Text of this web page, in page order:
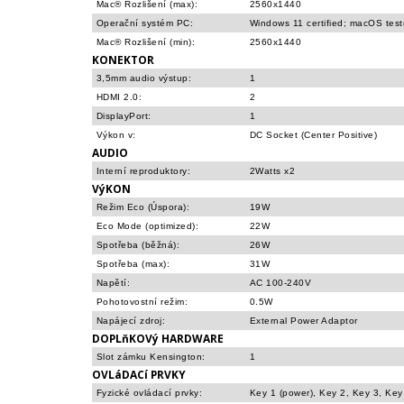
Mac® Rozlišení (max):
2560x1440
Operační systém PC:
Windows 11 certified; macOS
Mac® Rozlišení (min):
2560x1440
KONEKTOR
3,5mm audio výstup:
1
HDMI 2.0:
2
DisplayPort:
1
Výkon v:
DC Socket (Center Positive)
AUDIO
Interní reproduktory: 2Watts x2
VýKON
Režim Eco (Úspora):
19W
Eco Mode (optimized):
22W
Spotřeba (běžná):
26W
Spotřeba (max):
31W
Napětí:
AC 100-240V
Pohotovostní režim:
0.5W
Napájecí zdroj:
External Power Adaptor
DOPLňKOVý HARDWARE
Slot zámku Kensington: 1
OVLáDACí PRVKY
Fyzické ovládací prvky: Key 1 (power), Key 2, Key 3,